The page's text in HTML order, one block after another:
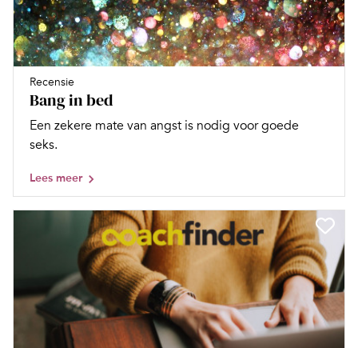
Recensie
Bang in bed
Een zekere mate van angst is nodig voor goede
seks.
Lees meer